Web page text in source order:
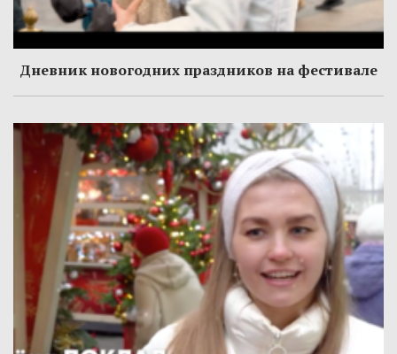
Дневник новогодних праздников на фестивале